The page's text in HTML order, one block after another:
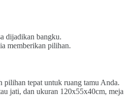
dijadikan bangku.
memberikan pilihan.
pilihan tepat untuk ruang tamu Anda.
jati, dan ukuran 120x55x40cm, meja